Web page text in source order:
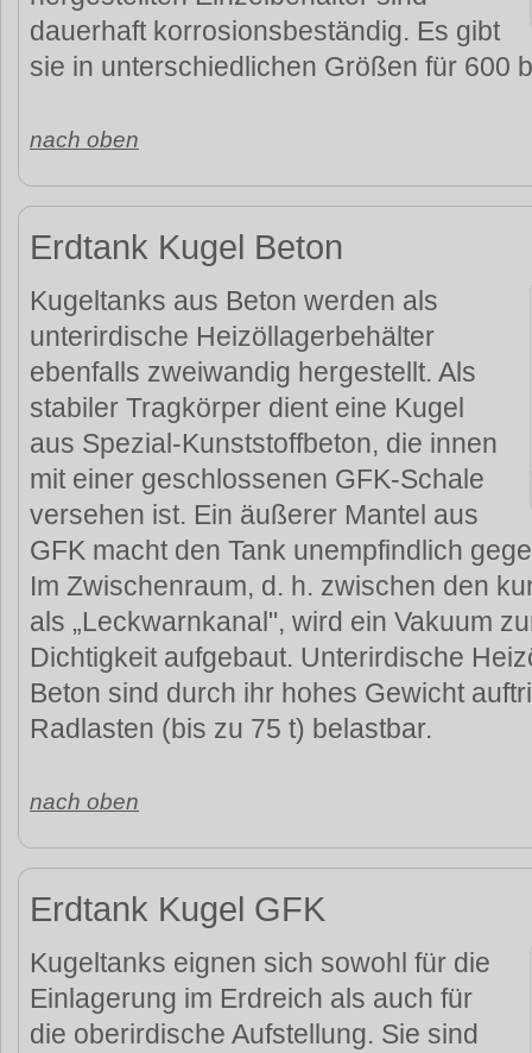
dauerhaft korrosionsbeständig. Es gibt
sie in unterschiedlichen Größen für 600
nach oben
Erdtank Kugel Beton
Kugeltanks aus Beton werden als
unterirdische Heizöllagerbehälter
ebenfalls zweiwandig hergestellt. Als
stabiler Tragkörper dient eine Kugel
aus Spezial-Kunststoffbeton, die innen
mit einer geschlossenen GFK-Schale
versehen ist. Ein äußerer Mantel aus
GFK macht den Tank unempfindlich
Im Zwischenraum, d. h. zwischen den
als „Leckwarnkanal", wird ein Vakuum
Dichtigkeit aufgebaut. Unterirdische
Beton sind durch ihr hohes Gewicht
Radlasten (bis zu 75 t) belastbar.
nach oben
Erdtank Kugel GFK
Kugeltanks eignen sich sowohl für die
Einlagerung im Erdreich als auch für
die oberirdische Aufstellung. Sie sind